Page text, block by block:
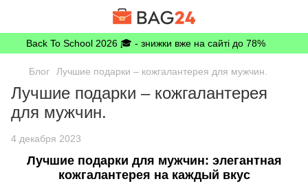
Back To School 2026 🎓 - знижки вже на сайті до 78%
Блог Лучшие подарки – кожгалантерея для мужчин.
Лучшие подарки – кожгалантерея
для мужчин.
4 декабря 2023
Лучшие подарки для мужчин: элегантная
кожгалантерея на каждый вкус